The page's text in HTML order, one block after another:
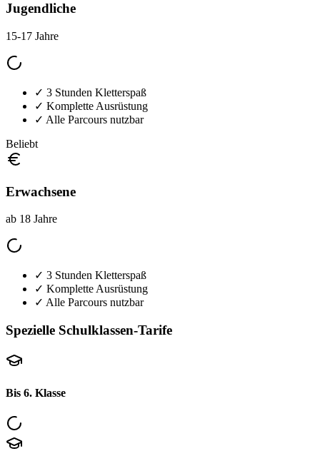
Jugendliche
15-17 Jahre
✓ 3 Stunden Kletterspaß
✓ Komplette Ausrüstung
✓ Alle Parcours nutzbar
Beliebt
Erwachsene
ab 18 Jahre
✓ 3 Stunden Kletterspaß
✓ Komplette Ausrüstung
✓ Alle Parcours nutzbar
Spezielle Schulklassen-Tarife
Bis 6. Klasse